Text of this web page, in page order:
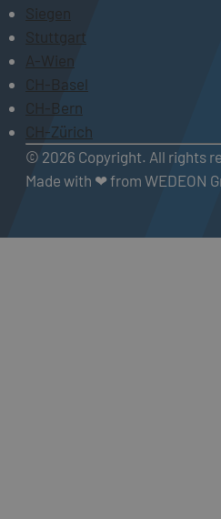
Siegen
Stuttgart
A-Wien
CH-Basel
CH-Bern
CH-Zürich
© 2026 Copyright. All rights
Made with ❤ from WEDEON